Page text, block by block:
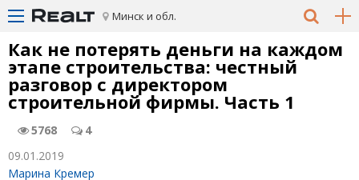
Минск и обл.
Как не потерять деньги на каждом
этапе строительства: честный
разговор с директором
строительной фирмы. Часть 1
5768
4
09.01.2019
Марина Кремер